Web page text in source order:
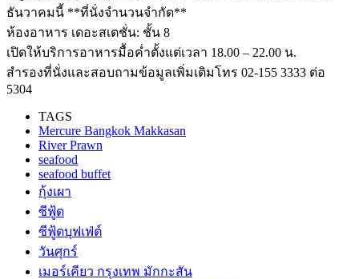
ธันวาคมนี้ **ที่นั่งจำนวนจำกัด**
ห้องอาหาร เดอะสเตชั่น: ชั้น 8
เปิดให้บริการอาหารมื้อค่ำตั้งแต่เวลา 18.00 – 22.00 น.
สำรองที่นั่งและสอบถามข้อมูลเพิ่มเติมโทร 02-155 3333 ต่อ
5304
TAGS
Mercure Bangkok Makkasan
River Prawn
seafood
seafood buffet
กุ้งเผา
ซีฟู้ด
ซีฟู้ดบุฟเฟ่ต์
วันศุกร์
เมอร์เคียว กรุงเทพ มักกะสัน